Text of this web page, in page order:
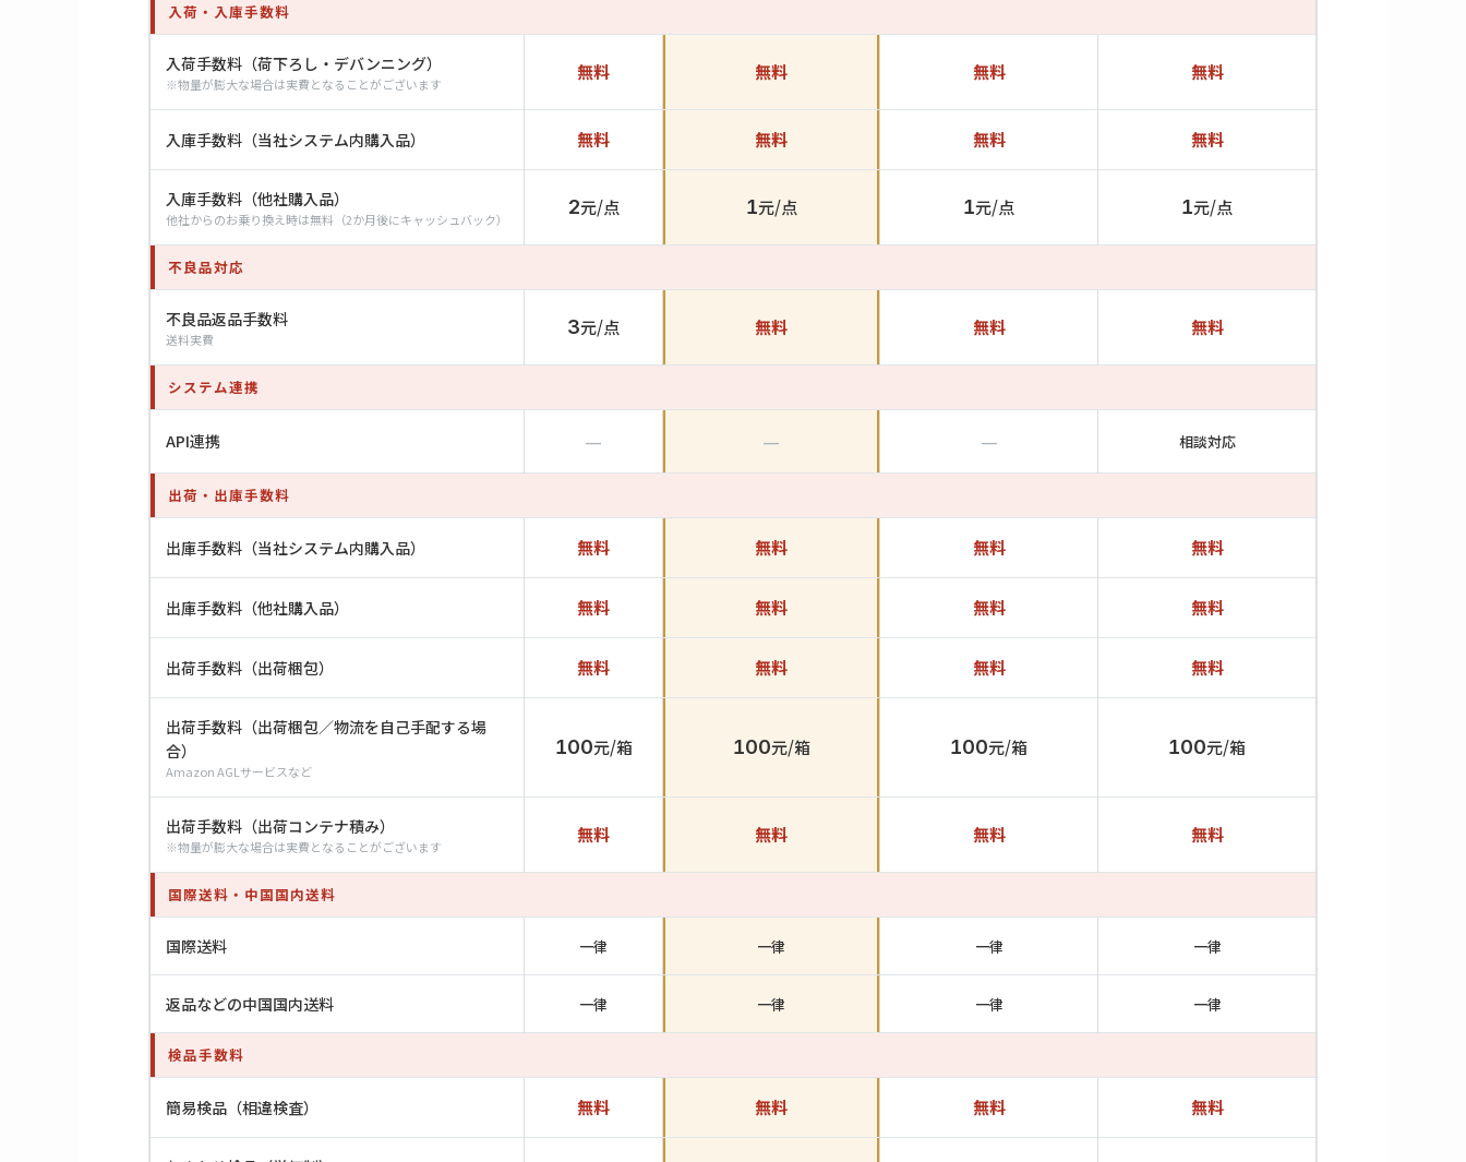
入荷・入庫手数料
入荷手数料（荷下ろし・デバンニング）
※物量が膨大な場合は実費となることがございます
無料 無料 無料 無料
入庫手数料（当社システム内購入品） 無料 無料 無料 無料
入庫手数料（他社購入品）
他社からのお乗り換え時は無料（2か月後にキャッシュバック）
2元/点 1元/点 1元/点 1元/点
不良品対応
不良品返品手数料
送料実費
3元/点 無料 無料 無料
システム連携
API連携 — — — 相談対応
出荷・出庫手数料
出庫手数料（当社システム内購入品） 無料 無料 無料 無料
出庫手数料（他社購入品） 無料 無料 無料 無料
出荷手数料（出荷梱包） 無料 無料 無料 無料
出荷手数料（出荷梱包／物流を自己手配する場
合）
Amazon AGLサービスなど
100元/箱 100元/箱 100元/箱 100元/箱
出荷手数料（出荷コンテナ積み）
※物量が膨大な場合は実費となることがございます
無料 無料 無料 無料
国際送料・中国国内送料
国際送料 一律 一律 一律 一律
返品などの中国国内送料 一律 一律 一律 一律
検品手数料
簡易検品（相違検査） 無料 無料 無料 無料